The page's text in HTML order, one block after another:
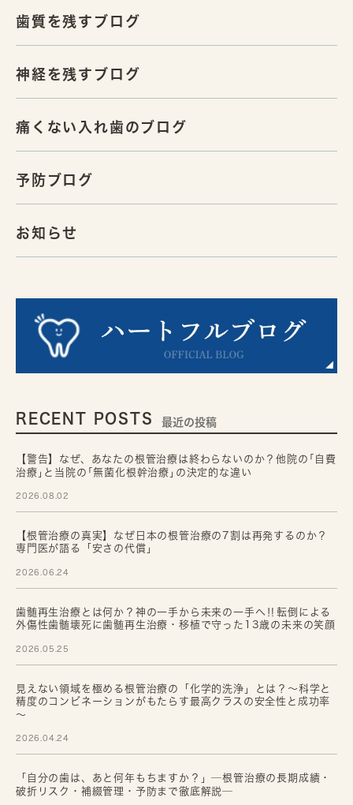
歯質を残すブログ
神経を残すブログ
痛くない入れ歯のブログ
予防ブログ
お知らせ
RECENT POSTS 最近の投稿
【警告】なぜ、あなたの根管治療は終わらないのか？他院の｢自費
治療｣と当院の｢無菌化根幹治療｣の決定的な違い
2026.08.02
【根管治療の真実】なぜ日本の根管治療の7割は再発するのか？
専門医が語る「安さの代償」
2026.06.24
歯髄再生治療とは何か？神の一手から未来の一手へ‼転倒による
外傷性歯髄壊死に歯髄再生治療・移植で守った13歳の未来の笑顔
2026.05.25
見えない領域を極める根管治療の「化学的洗浄」とは？～科学と
精度のコンビネーションがもたらす最高クラスの安全性と成功率
～
2026.04.24
「自分の歯は、あと何年もちますか？」─根管治療の長期成績・
破折リスク・補綴管理・予防まで徹底解説─